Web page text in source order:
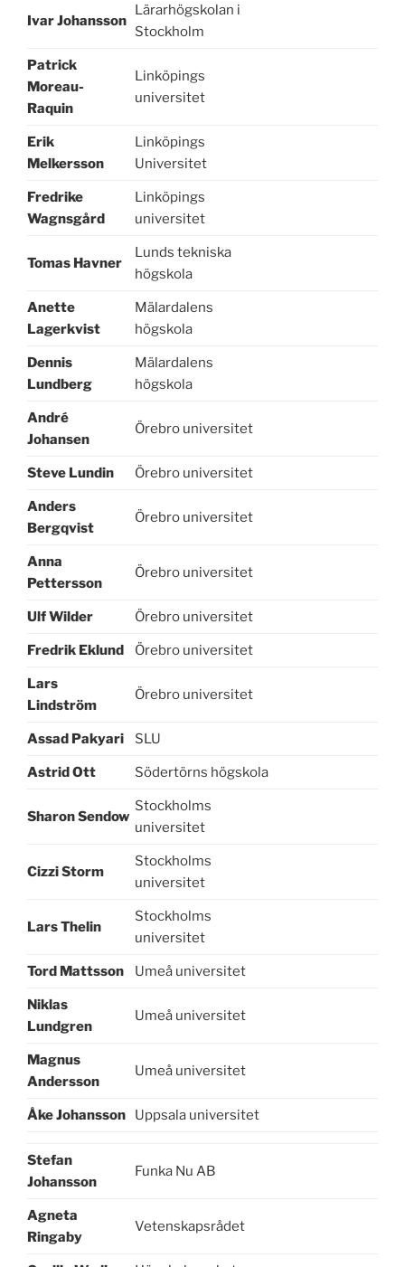
Ivar Johansson
Lärarhögskolan i
Stockholm
Patrick
Moreau-
Raquin
Linköpings
universitet
Erik
Melkersson
Linköpings
Universitet
Fredrike
Wagnsgård
Linköpings
universitet
Tomas Havner
Lunds tekniska
högskola
Anette
Lagerkvist
Mälardalens
högskola
Dennis
Lundberg
Mälardalens
högskola
André
Johansen
Örebro universitet
Steve Lundin Örebro universitet
Anders
Bergqvist
Örebro universitet
Anna
Pettersson
Örebro universitet
Ulf Wilder Örebro universitet
Fredrik Eklund Örebro universitet
Lars
Lindström
Örebro universitet
Assad Pakyari SLU
Astrid Ott Södertörns högskola
Sharon Sendow
Stockholms
universitet
Cizzi Storm
Stockholms
universitet
Lars Thelin
Stockholms
universitet
Tord Mattsson Umeå universitet
Niklas
Lundgren
Umeå universitet
Magnus
Andersson
Umeå universitet
Åke Johansson Uppsala universitet
Stefan
Johansson
Funka Nu AB
Agneta
Ringaby
Vetenskapsrådet